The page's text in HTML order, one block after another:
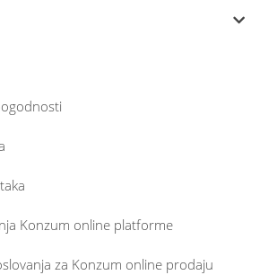
Konzum online platforme
za Konzum online prodaju